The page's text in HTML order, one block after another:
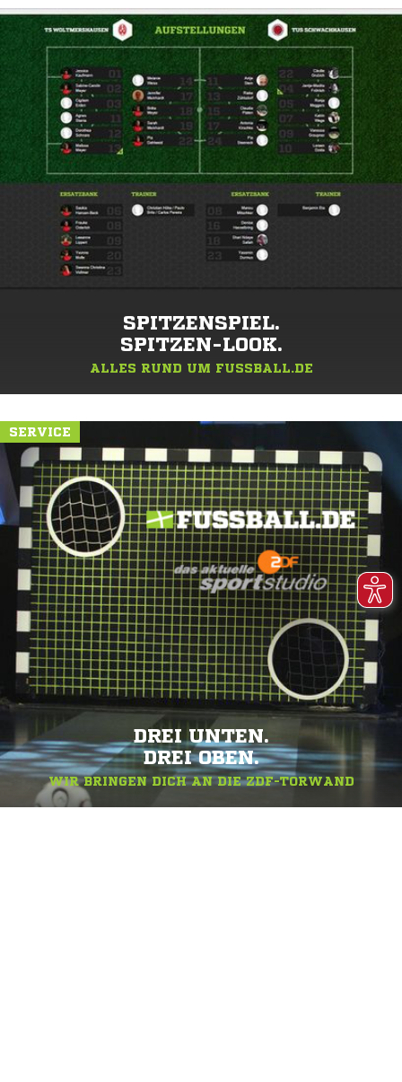
SPITZENSPIEL.
SPITZEN-LOOK.
ALLES RUND UM FUSSBALL.DE
SERVICE
DREI UNTEN.
DREI OBEN.
WIR BRINGEN DICH AN DIE ZDF-TORWAND